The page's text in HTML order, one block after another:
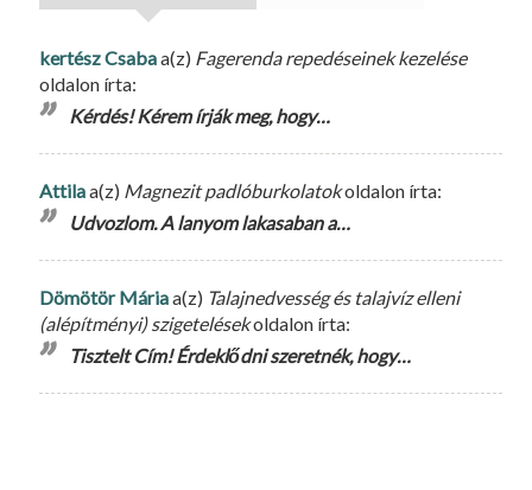
kertész Csabaa(z) Fagerenda repedéseinek kezelése
oldalon írta:
Kérdés! Kérem írják meg, hogy…
Attilaa(z) Magnezit padlóburkolatokoldalon írta:
Udvozlom. A lanyom lakasaban a…
Dömötör Máriaa(z) Talajnedvesség és talajvíz elleni
(alépítményi) szigetelésekoldalon írta:
Tisztelt Cím! Érdeklődni szeretnék, hogy…